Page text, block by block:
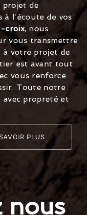
projet de
à l’écoute de vos
croix, nous
vous transmettre
à votre projet de
est avant tout
vous renforce
Toute notre
propreté et
PLUS
nous